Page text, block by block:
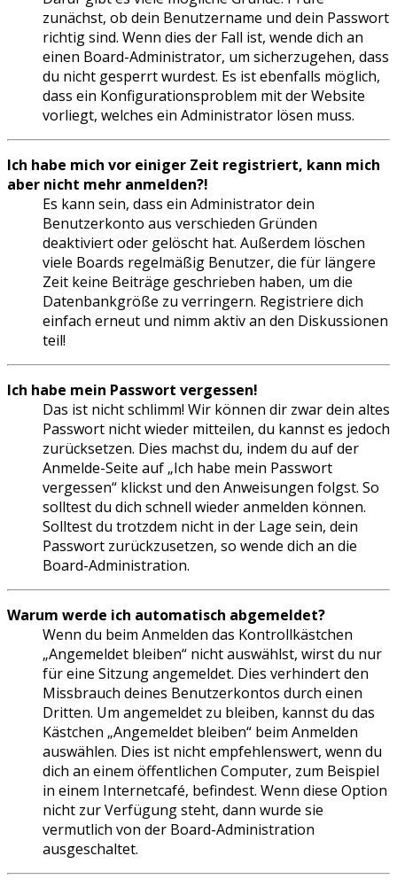
zunächst, ob dein Benutzername und dein Passwort
richtig sind. Wenn dies der Fall ist, wende dich an
einen Board-Administrator, um sicherzugehen, dass
du nicht gesperrt wurdest. Es ist ebenfalls möglich,
dass ein Konfigurationsproblem mit der Website
vorliegt, welches ein Administrator lösen muss.
Ich habe mich vor einiger Zeit registriert, kann mich
aber nicht mehr anmelden?!
Es kann sein, dass ein Administrator dein
Benutzerkonto aus verschieden Gründen
deaktiviert oder gelöscht hat. Außerdem löschen
viele Boards regelmäßig Benutzer, die für längere
Zeit keine Beiträge geschrieben haben, um die
Datenbankgröße zu verringern. Registriere dich
einfach erneut und nimm aktiv an den Diskussionen
teil!
Ich habe mein Passwort vergessen!
Das ist nicht schlimm! Wir können dir zwar dein altes
Passwort nicht wieder mitteilen, du kannst es jedoch
zurücksetzen. Dies machst du, indem du auf der
Anmelde-Seite auf „Ich habe mein Passwort
vergessen“ klickst und den Anweisungen folgst. So
solltest du dich schnell wieder anmelden können.
Solltest du trotzdem nicht in der Lage sein, dein
Passwort zurückzusetzen, so wende dich an die
Board-Administration.
Warum werde ich automatisch abgemeldet?
Wenn du beim Anmelden das Kontrollkästchen
„Angemeldet bleiben“ nicht auswählst, wirst du nur
für eine Sitzung angemeldet. Dies verhindert den
Missbrauch deines Benutzerkontos durch einen
Dritten. Um angemeldet zu bleiben, kannst du das
Kästchen „Angemeldet bleiben“ beim Anmelden
auswählen. Dies ist nicht empfehlenswert, wenn du
dich an einem öffentlichen Computer, zum Beispiel
in einem Internetcafé, befindest. Wenn diese Option
nicht zur Verfügung steht, dann wurde sie
vermutlich von der Board-Administration
ausgeschaltet.